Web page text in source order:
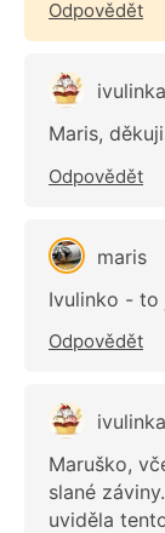
Odpovědět
ivulinka
Maris,
Odpovědět
maris
Ivulinko - to
Odpovědět
ivulinka
Maruško,
slané
uviděla